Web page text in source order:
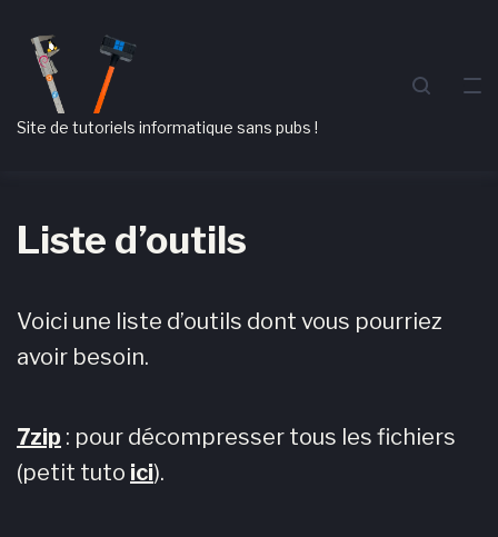
navigation
contenu
deSite de tutoriels informatique sans pubs !
Liste d’outils
Voici une liste d’outils dont vous pourriez
avoir besoin.
7zip : pour décompresser tous les fichiers
(petit tuto ici).